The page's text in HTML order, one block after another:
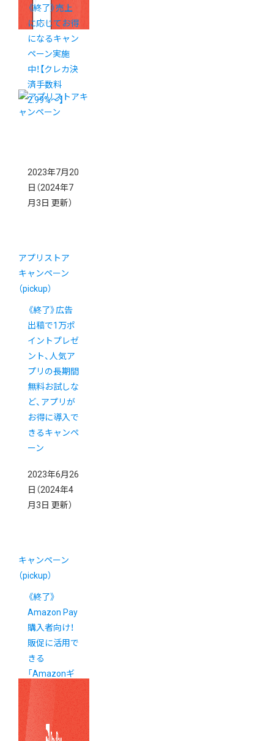
《終了》売上
に応じてお得
になるキャン
ペーン実施
中！【クレカ決
済手数料
2.99%～】
2023年7月20
日 （2024年7
月3日 更新）
アプリストア
キャンペーン
（pickup）
《終了》広告
出稿で1万ポ
イントプレゼ
ント、人気ア
プリの長期間
無料お試しな
ど、アプリが
お得に導入で
きるキャンペ
ーン
2023年6月26
日 （2024年4
月3日 更新）
キャンペーン
（pickup）
《終了》
Amazon Pay
購入者向け！
販促に活用で
きる
「Amazonギ
フトカード
2%還元キャ
ンペーン」実
施中